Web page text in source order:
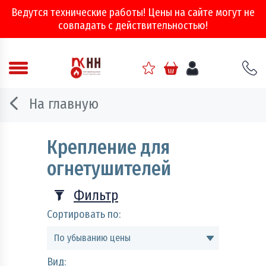
Ведутся технические работы! Цены на сайте могут не
совпадать с действительностью!
Аварийно - спасательное оборудование
Двери, ворота и люки противопожарные
Информационно-справочная литература
Обеспечение эвакуации, знаки безопасности
Огнебиозащитные составы
Огнетушители
На главную
Крепление для
огнетушителей
Фильтр
Сортировать по:
По убыванию цены
Вид: